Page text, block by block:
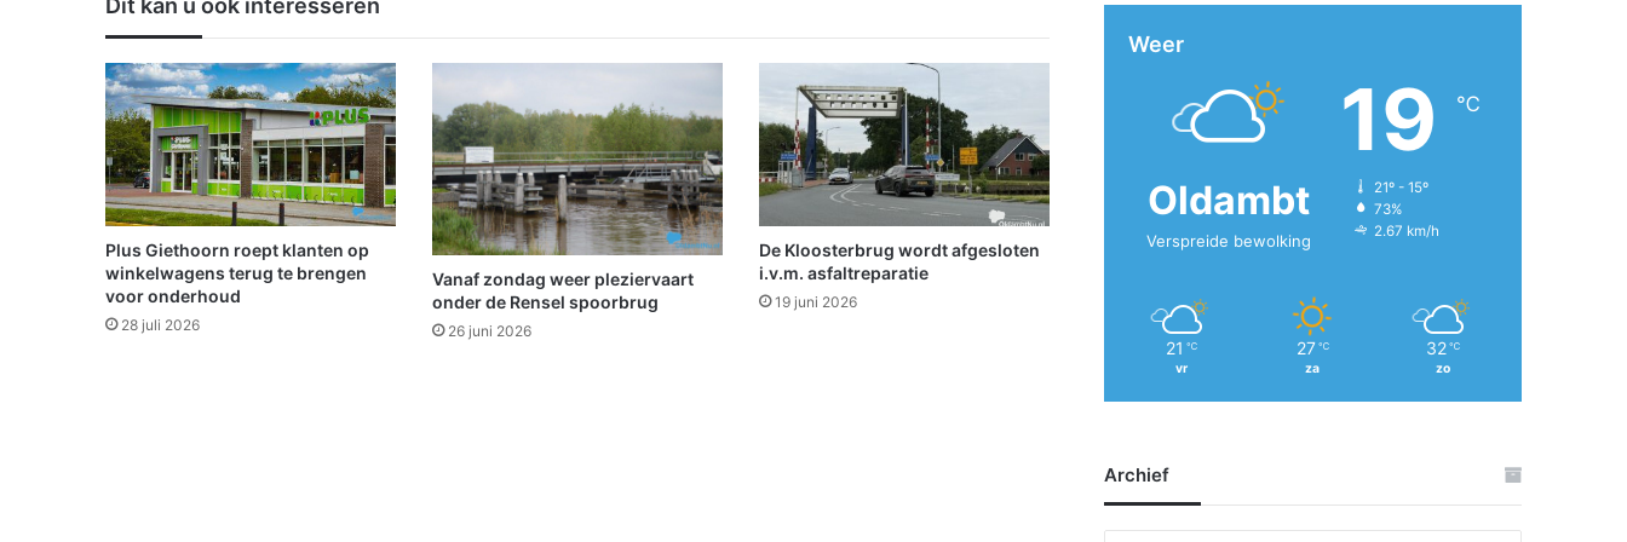
w
e
v
o
o
r
z
i
t
t
e
r
b
:
E
e
k
t
r
i
s
h
Plus Giethoorn roept klanten op
winkelwagens terug te brengen
voor onderhoud
28 juli 2026
Vanaf zondag weer pleziervaart
onder de Rensel spoorbrug
26 juni 2026
De Kloosterbrug wordt afgesloten
i.v.m. asfaltreparatie
19 juni 2026
Weer
Oldambt
Verspreide bewolking
19 ℃
21º - 15º
73%
2.67 km/h
21 ℃
vr
27 ℃
za
32 ℃
zo
Archief